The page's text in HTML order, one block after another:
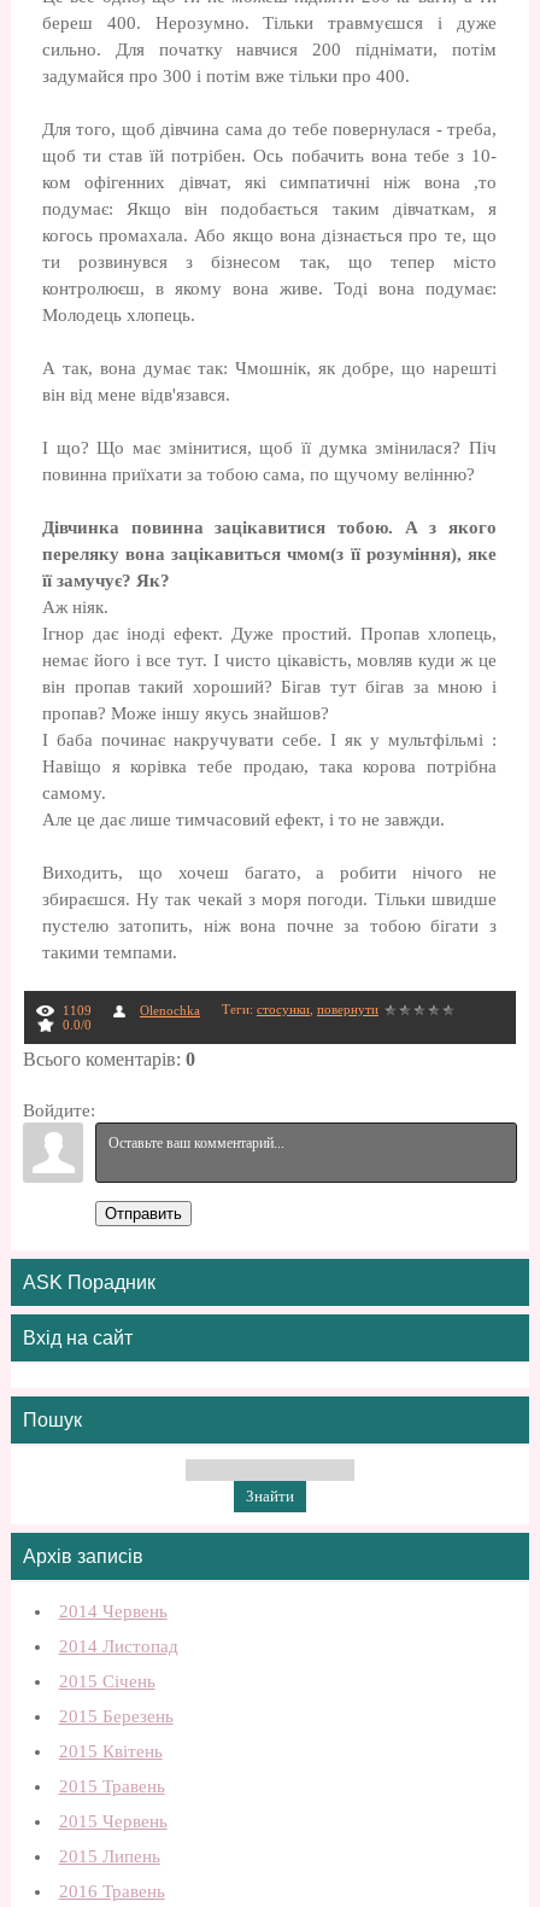
береш 400. Нерозумно. Тільки травмуєшся і дуже
сильно. Для початку навчися 200 піднімати, потім
задумайся про 300 і потім вже тільки про 400.
Для того, щоб дівчина сама до тебе повернулася - треба,
щоб ти став їй потрібен. Ось побачить вона тебе з 10-
ком офігенних дівчат, які симпатичні ніж вона ,то
подумає: Якщо він подобається таким дівчаткам, я
когось промахала. Або якщо вона дізнається про те, що
ти розвинувся з бізнесом так, що тепер місто
контролюєш, в якому вона живе. Тоді вона подумає:
Молодець хлопець.
А так, вона думає так: Чмошнік, як добре, що нарешті
він від мене відв'язався.
І що? Що має змінитися, щоб її думка змінилася? Піч
повинна приїхати за тобою сама, по щучому велінню?
Дівчинка повинна зацікавитися тобою. А з якого
переляку вона зацікавиться чмом(з її розуміння), яке
її замучує? Як?
Аж ніяк.
Ігнор дає іноді ефект. Дуже простий. Пропав хлопець,
немає його і все тут. І чисто цікавість, мовляв куди ж це
він пропав такий хороший? Бігав тут бігав за мною і
пропав? Може іншу якусь знайшов?
І баба починає накручувати себе. І як у мультфільмі :
Навіщо я корівка тебе продаю, така корова потрібна
самому.
Але це дає лише тимчасовий ефект, і то не завжди.
Виходить, що хочеш багато, а робити нічого не
збираєшся. Ну так чекай з моря погоди. Тільки швидше
пустелю затопить, ніж вона почне за тобою бігати з
такими темпами.
1109 Olenochka Теги: стосунки, повернути
0.0/0
Всього коментарів: 0
Войдите:
Отправить
ASK Порадник
Вхід на сайт
Пошук
Архів записів
2014 Червень
2014 Листопад
2015 Січень
2015 Березень
2015 Квітень
2015 Травень
2015 Червень
2015 Липень
2016 Травень